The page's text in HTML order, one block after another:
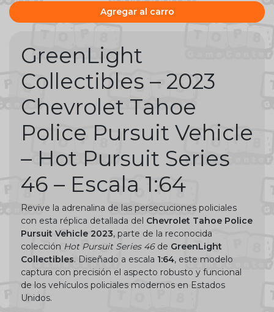
Agregar al carro
GreenLight
Collectibles – 2023
Chevrolet Tahoe
Police Pursuit Vehicle
– Hot Pursuit Series
46 – Escala 1:64
Revive la adrenalina de las persecuciones policiales
con esta réplica detallada del Chevrolet Tahoe Police
Pursuit Vehicle 2023, parte de la reconocida
colección Hot Pursuit Series 46de GreenLight
Collectibles. Diseñado a escala 1:64, este modelo
captura con precisión el aspecto robusto y funcional
de los vehículos policiales modernos en Estados
Unidos.